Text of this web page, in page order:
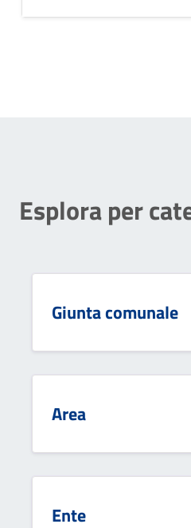
sindaco, da tre
Esplora per
Giunta comunale
Area
Ente